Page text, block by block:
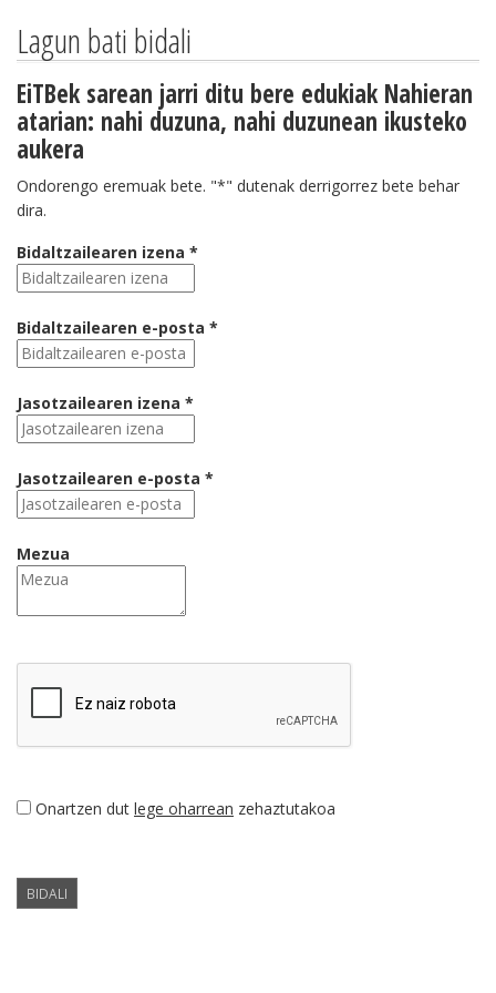
Lagun bati bidali
EiTBek sarean jarri ditu bere edukiak Nahieran
atarian: nahi duzuna, nahi duzunean ikusteko
aukera
Ondorengo eremuak bete. "*" dutenak derrigorrez bete behar
dira.
Bidaltzailearen izena *
Bidaltzailearen e-posta *
Jasotzailearen izena *
Jasotzailearen e-posta *
Mezua
Onartzen dut lege oharrean zehaztutakoa
BIDALI